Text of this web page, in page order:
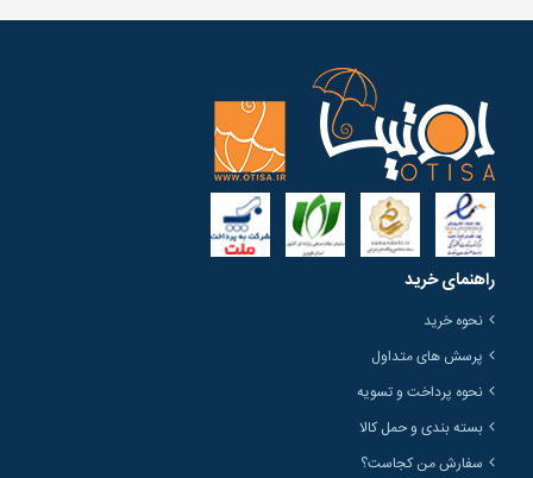
راهنمای خرید
نحوه خرید
پرسش های متداول
نحوه پرداخت و تسویه
بسته بندی و حمل کالا
سفارش من کجاست؟